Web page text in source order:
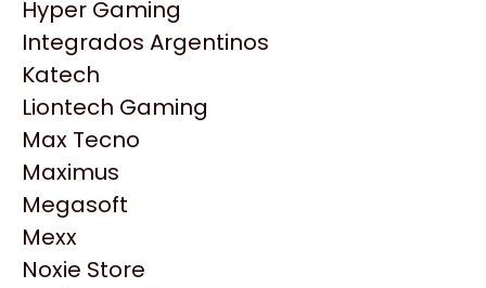
Intel
Kingston
Lenovo
Logitech
MSI
NVIDIA GeForce
NZXT
PNY
Palit
Hyper Gaming
Integrados Argentinos
Katech
Liontech Gaming
Max Tecno
Maximus
Megasoft
Mexx
Noxie Store
Productos